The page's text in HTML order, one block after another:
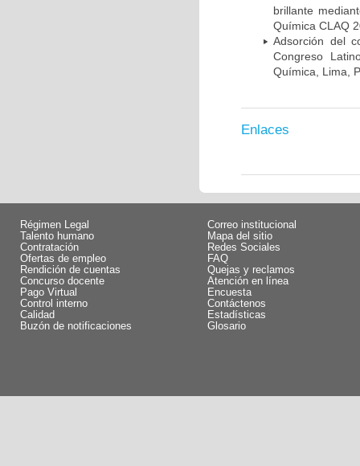
brillante
Química CLAQ
Adsorción del
Congreso
Química, Lima,
Enlaces
Régimen Legal
Talento humano
Contratación
Ofertas de empleo
Rendición de cuentas
Concurso docente
Pago Virtual
Control interno
Calidad
Buzón de notificaciones
Correo institucional
Mapa del sitio
Redes Sociales
FAQ
Quejas y reclamos
Atención en línea
Encuesta
Contáctenos
Estadísticas
Glosario